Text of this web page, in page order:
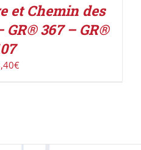
et Chemin des
367 – GR®
€